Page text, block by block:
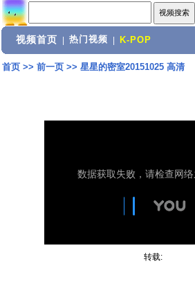
视频首页 热门视频 K-POP
首页>> 前一页>> 星星的密室20151025 高清
转载: